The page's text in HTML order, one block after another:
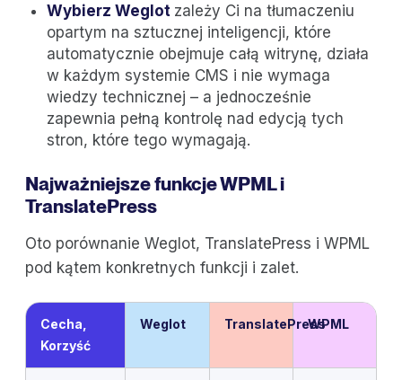
Wybierz Weglot zależy Ci na tłumaczeniu
opartym na sztucznej inteligencji, które
automatycznie obejmuje całą witrynę, działa
w każdym systemie CMS i nie wymaga
wiedzy technicznej – a jednocześnie
zapewnia pełną kontrolę nad edycją tych
stron, które tego wymagają.
Najważniejsze funkcje WPML i
TranslatePress
Oto porównanie Weglot, TranslatePress i WPML
pod kątem konkretnych funkcji i zalet.
Cecha,
Korzyść
Weglot TranslatePressWPML